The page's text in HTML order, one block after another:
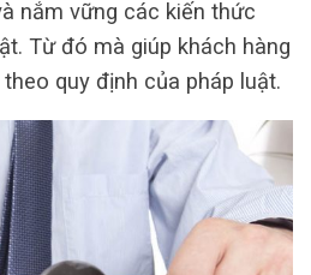
nắm vững các kiến thức
Từ đó mà giúp khách hàng
quy định của pháp luật.